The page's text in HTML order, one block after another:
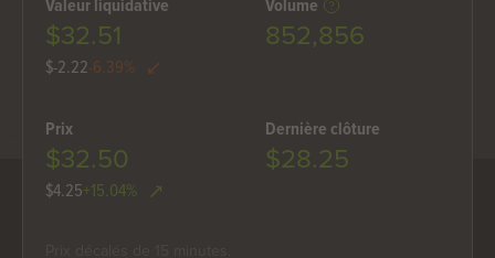
Valeur liquidative
$32.51
$-2.22-6.39%
Volume
852,856
Prix
$32.50
$4.25+15.04%
Dernière clôture
$28.25